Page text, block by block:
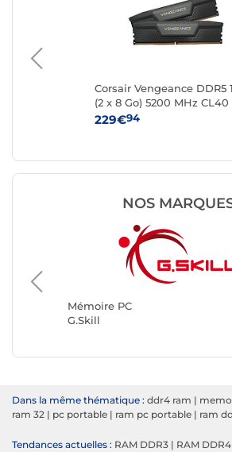
Corsair Vengeance DDR5
(2 x 8 Go) 5200 MHz
229€94
NOS
Mémoire PC
G.Skill
Dans la même thématique : ddr4 ram |
ram 32 | pc portable | ram pc portable | ram
Tendances actuelles : RAM DDR3 | RAM DDR4